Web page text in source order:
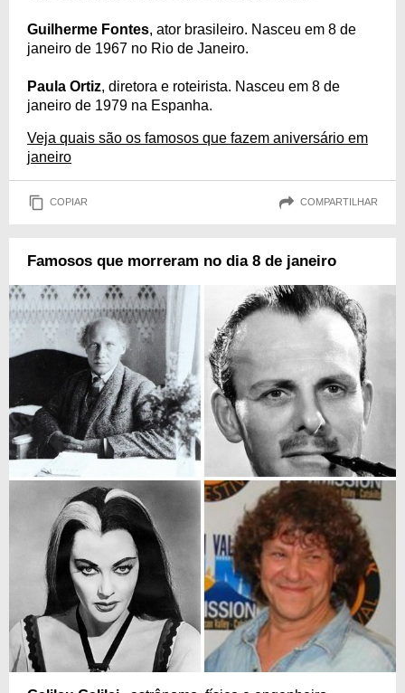
Guilherme Fontes, ator brasileiro. Nasceu em 8 de
janeiro de 1967 no Rio de Janeiro.
Paula Ortiz, diretora e roteirista. Nasceu em 8 de
janeiro de 1979 na Espanha.
Veja quais são os famosos que fazem aniversário em
janeiro
COPIAR COMPARTILHAR
Famosos que morreram no dia 8 de janeiro